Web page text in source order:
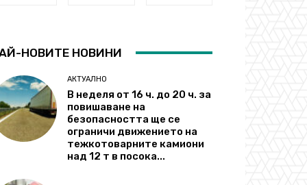
НОВИТЕ НОВИНИ
АКТУАЛНО
В неделя от 16 ч. до 20 ч. за
повишаване на
безопасността ще се
ограничи движението на
тежкотоварните камиони
над 12 т в посока...